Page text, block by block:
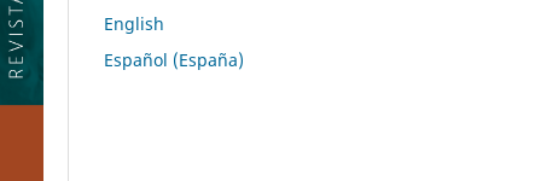
English
Español (España)